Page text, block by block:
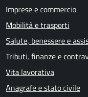
Imprese e commercio
Mobilità e trasporti
Salute, benessere e
Tributi, finanze e
Vita lavorativa
Anagrafe e stato civile